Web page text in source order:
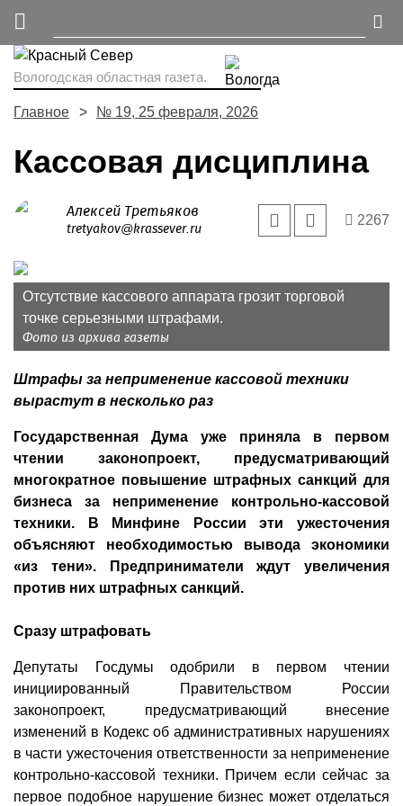
Вологодская областная газета.
Главное № 19, 25 февраля, 2026
Кассовая дисциплина
Алексей Третьяков
tretyakov@krassever.ru
2267
Отсутствие кассового аппарата грозит торговой
точке серьезными штрафами.
Фото из архива газеты
Штрафы за неприменение кассовой техники
вырастут в несколько раз
Государственная Дума уже приняла в первом
чтении законопроект, предусматривающий
многократное повышение штрафных санкций для
бизнеса за неприменение контрольно-кассовой
техники. В Минфине России эти ужесточения
объясняют необходимостью вывода экономики
«из тени». Предприниматели ждут увеличения
против них штрафных санкций.
Сразу штрафовать
Депутаты Госдумы одобрили в первом чтении
инициированный Правительством России
законопроект, предусматривающий внесение
изменений в Кодекс об административных нарушениях
в части ужесточения ответственности за неприменение
контрольно-кассовой техники. Причем если сейчас за
первое подобное нарушение бизнес может отделаться